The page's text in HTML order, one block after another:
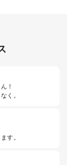
！
く。
す。